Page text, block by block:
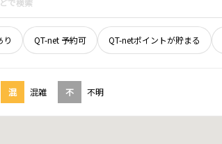
り QT-net 予約可 QT-netポイントが貯まる
混 混雑 不 不明